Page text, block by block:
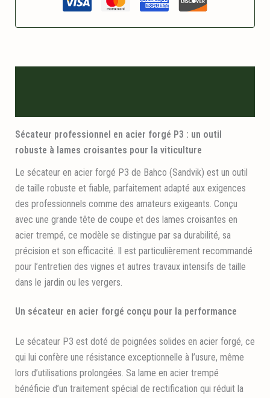
Sécateur professionnel en acier forgé P3 : un outil
robuste à lames croisantes pour la viticulture
Le sécateur en acier forgé P3 de Bahco (Sandvik) est un outil
de taille robuste et fiable, parfaitement adapté aux exigences
des professionnels comme des amateurs exigeants. Conçu
avec une grande tête de coupe et des lames croisantes en
acier trempé, ce modèle se distingue par sa durabilité, sa
précision et son efficacité. Il est particulièrement recommandé
pour l’entretien des vignes et autres travaux intensifs de taille
dans le jardin ou les vergers.
Un sécateur en acier forgé conçu pour la performance
Le sécateur P3 est doté de poignées solides en acier forgé, ce
qui lui confère une résistance exceptionnelle à l’usure, même
lors d’utilisations prolongées. Sa lame en acier trempé
bénéficie d’un traitement spécial de rectification qui réduit la